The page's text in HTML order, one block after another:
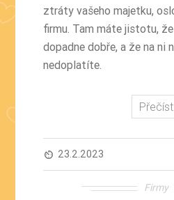
ztráty vašeho majetku,
firmu. Tam máte jistotu,
dopadne dobře, a že na ni
nedoplatíte.
Přečíst
av_timer 23.2.2023
Firmy